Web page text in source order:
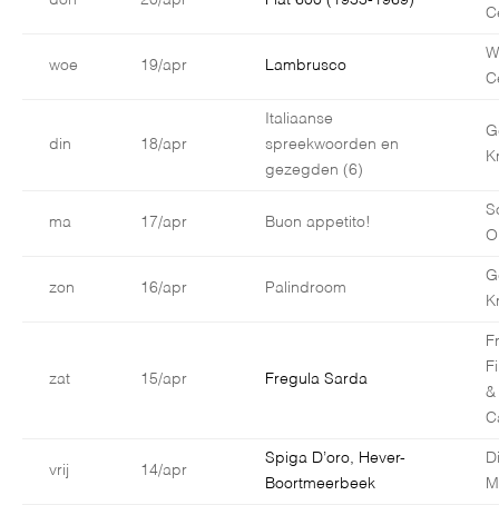
woe 19/apr Lambrusco
din 18/apr
Italiaanse
spreekwoorden en
gezegden (6)
ma 17/apr Buon appetito!
zon 16/apr Palindroom
zat 15/apr Fregula Sarda
&
vrij 14/apr
Spiga D’oro, Hever-
Boortmeerbeek